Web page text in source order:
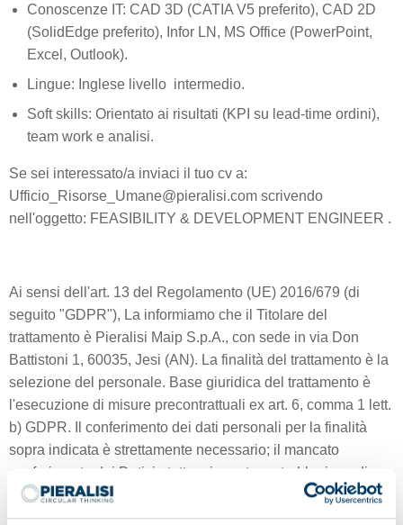
Conoscenze IT: CAD 3D (CATIA V5 preferito), CAD 2D
(SolidEdge preferito), Infor LN, MS Office (PowerPoint,
Excel, Outlook).
Lingue: Inglese livello intermedio.
Soft skills: Orientato ai risultati (KPI su lead-time ordini),
team work e analisi.
Se sei interessato/a inviaci il tuo cv a:
Ufficio_Risorse_Umane@pieralisi.com scrivendo
nell'oggetto: FEASIBILITY & DEVELOPMENT ENGINEER .
Ai sensi dell'art. 13 del Regolamento (UE) 2016/679 (di
seguito "GDPR"), La informiamo che il Titolare del
trattamento è Pieralisi Maip S.p.A., con sede in via Don
Battistoni 1, 60035, Jesi (AN). La finalità del trattamento è la
selezione del personale. Base giuridica del trattamento è
l'esecuzione di misure precontrattuali ex art. 6, comma 1 lett.
b) GDPR. Il conferimento dei dati personali per la finalità
sopra indicata è strettamente necessario; il mancato
conferimento dei Dati, in tutto o in parte, potrebbe impedire
lo svolgimento delle attività di selezione del personale o
rendere disponibili informazioni utili alla valutazione della